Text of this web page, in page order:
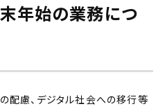
年始の業務につ
配慮、デジタル社会への移行等